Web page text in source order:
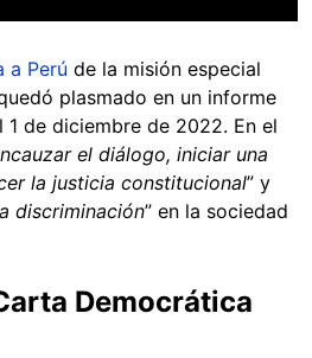
a Perú de la misión especial
plasmado en un informe
1 de diciembre de 2022. En el
el diálogo, iniciar una
la justicia constitucional” y
discriminación” en la sociedad
Democrática